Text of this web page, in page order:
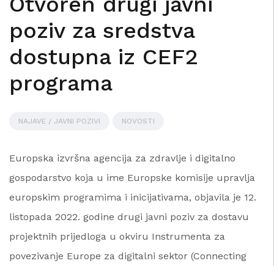
poziv za sredstva
dostupna iz CEF2
programa
NAJAVE / JAVNI POZIVI NOVOSTI
Europska izvršna agencija za zdravlje i digitalno
gospodarstvo koja u ime Europske komisije upravlja
europskim programima i inicijativama, objavila je 12.
listopada 2022. godine drugi javni poziv za dostavu
projektnih prijedloga u okviru Instrumenta za
povezivanje Europe za digitalni sektor (Connecting